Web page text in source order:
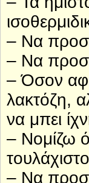
– Να
– Να
– Όσον
λακτόζη,
να μπει
– Νομίζω
– Να